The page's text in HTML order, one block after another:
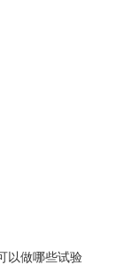
以做哪些试验